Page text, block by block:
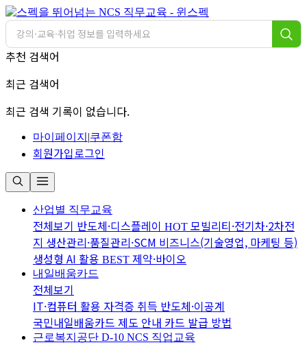
추천 검색어
최근 검색어
최근 검색 기록이 없습니다.
마이페이지 |쿠폰함
회원가입로그인
산업별 직무교육
전체보기 반도체·디스플레이 HOT 모빌리티·전기차·2차전
지 생산관리·품질관리·SCM 비즈니스(기술영업, 마케팅 등)
생성형 AI 활용 BEST 제약·바이오
내일배움카드
전체보기
IT·컴퓨터 활용 자격증 취득 반도체·이공계
국민내일배움카드 제도 안내 카드 발급 방법
근로복지공단 D-10 NCS 직업교육